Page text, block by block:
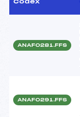
Codex
ANAF0281.FFS
ANAF0291.FFS